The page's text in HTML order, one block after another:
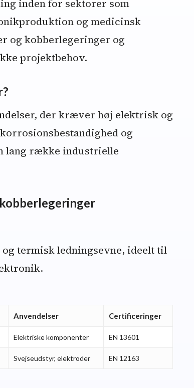
inden for sektorer som
og medicinsk
og kobberlegeringer og
projektbehov.
der kræver høj elektrisk og
og
lang række industrielle
termisk ledningsevne, ideelt til
Anvendelser Certificeringer
Elektriske komponenter EN 13601
Svejseudstyr, elektroder EN 12163